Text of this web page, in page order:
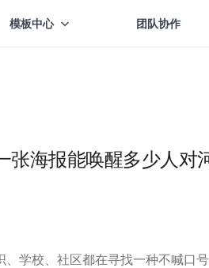
模板中心 团队协作
张海报能唤醒多少人对
学校、社区都在寻找一种不喊口